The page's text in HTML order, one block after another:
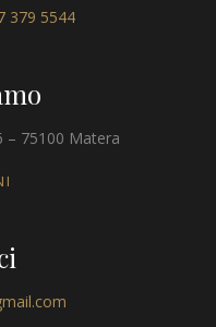
379 5544
– 75100 Matera